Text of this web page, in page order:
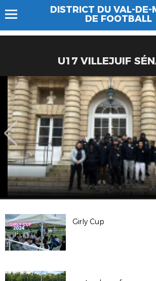
DISTRICT DU VAL-DE-
DE FOOTBALL
U17 VILLEJUIF
Girly Cup